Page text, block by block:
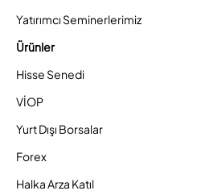
Yatırımcı Seminerlerimiz
Ürünler
Hisse Senedi
VİOP
Yurt Dışı Borsalar
Forex
Halka Arza Katıl